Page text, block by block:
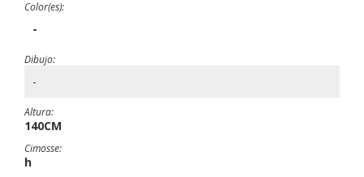
Color(es):
-
Dibujo:
-
Altura:
140CM
Cimosse:
h